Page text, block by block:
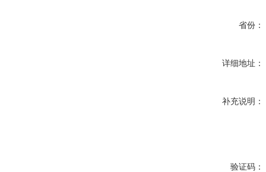
省份：
详细地址：
补充说明：
验证码：